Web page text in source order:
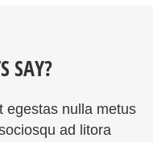
SAY?
egestas nulla metus
ad litora